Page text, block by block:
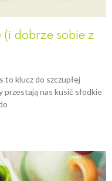
(i dobrze sobie z
to klucz do szczupłej
przestają nas kusić słodkie